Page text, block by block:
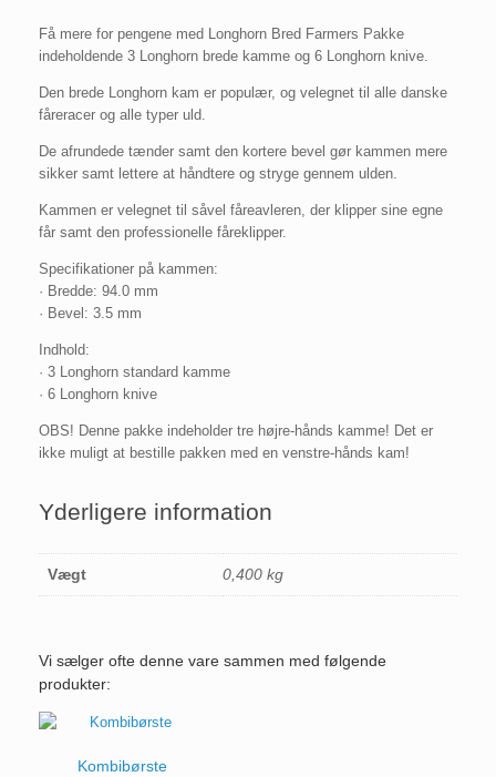
Få mere for pengene med Longhorn Bred Farmers Pakke
indeholdende 3 Longhorn brede kamme og 6 Longhorn knive.
Den brede Longhorn kam er populær, og velegnet til alle danske
fåreracer og alle typer uld.
De afrundede tænder samt den kortere bevel gør kammen mere
sikker samt lettere at håndtere og stryge gennem ulden.
Kammen er velegnet til såvel fåreavleren, der klipper sine egne
får samt den professionelle fåreklipper.
Specifikationer på kammen:
· Bredde: 94.0 mm
· Bevel: 3.5 mm
Indhold:
· 3 Longhorn standard kamme
· 6 Longhorn knive
OBS! Denne pakke indeholder tre højre-hånds kamme! Det er
ikke muligt at bestille pakken med en venstre-hånds kam!
Yderligere information
Vægt 0,400 kg
Vi sælger ofte denne vare sammen med følgende
produkter:
Kombibørste